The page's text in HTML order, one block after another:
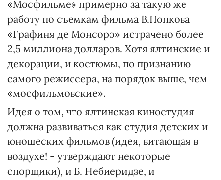
«Мосфильме» примерно за такую же
работу по съемкам фильма В.Попкова
«Графиня де Монсоро» истрачено более
2,5 миллиона долларов. Хотя ялтинские и
декорации, и костюмы, по признанию
самого режиссера, на порядок выше, чем
«мосфильмовские».
Идея о том, что ялтинская киностудия
должна развиваться как студия детских и
юношеских фильмов (идея, витающая в
воздухе! - утверждают некоторые
спорщики), и Б. Небиеридзе, и